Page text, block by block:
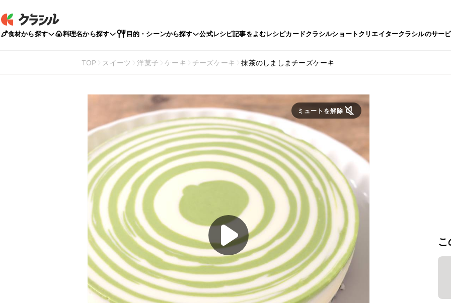
食材から探す 料理名から探す 目的・シーンから探す 公式レシピ記事をよむレシピカードクラシルショートクリエイタークラシルのサー
TOP スイーツ 洋菓子 ケーキ チーズケーキ 抹茶のしましまチーズケーキ
ミュートを解除